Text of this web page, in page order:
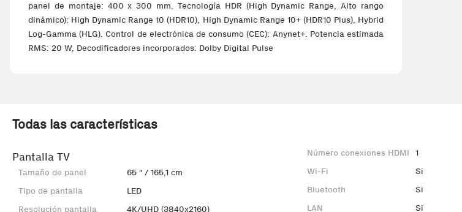
panel de montaje: 400 x 300 mm. Tecnología HDR (High Dynamic Range, Alto rango
dinámico): High Dynamic Range 10 (HDR10), High Dynamic Range 10+ (HDR10 Plus), Hybrid
Log-Gamma (HLG). Control de electrónica de consumo (CEC): Anynet+. Potencia estimada
RMS: 20 W, Decodificadores incorporados: Dolby Digital Pulse
Todas las características
Pantalla TV
Tamaño de panel
65 " / 165,1 cm
Tipo de pantalla
LED
Resolución pantalla
4K/UHD (3840x2160)
Número conexiones HDMI
1
Wi-Fi
Si
Bluetooth
Si
LAN
Si